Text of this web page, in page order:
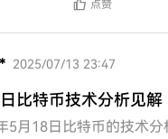
点赞
2025/07/13 23:47
比特币技术分析见解
5月18日比特币的技术分